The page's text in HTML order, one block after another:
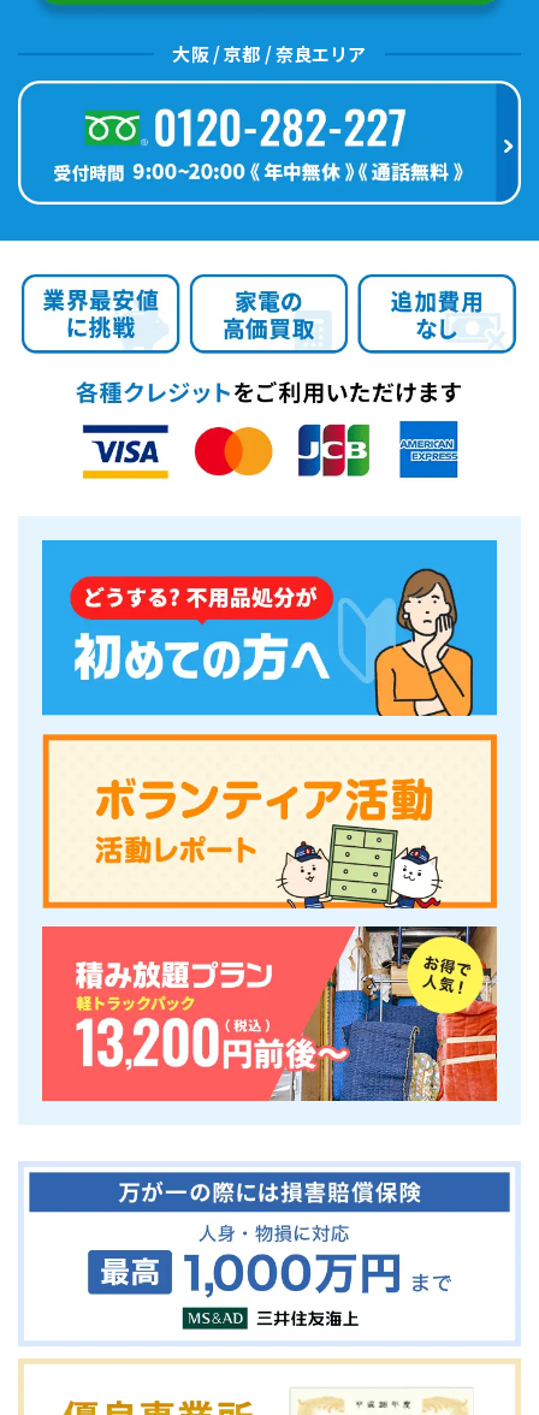
大阪 / 京都 / 奈良エリア